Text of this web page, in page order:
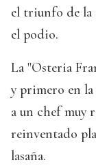
el triunfo de la
el podio.
La "Osteria
y primero en la
a un chef muy
reinventado
lasaña.